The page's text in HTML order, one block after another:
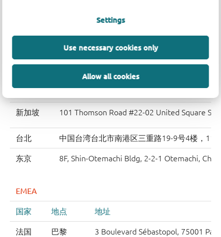
Settings
Use necessary cookies only
Allow all cookies
Hilton Plaza West Office Tower 18F, 2-2-2
Joy Tower, 10F, 7, Teheran-ro 37-gil,
7F, No.501 East Yun Ling Road, Putuo
新加坡 101 Thomson Road #22-02 United Square
台北 中国台湾台北市南港区三重路19-9号4楼，
东京 8F, Shin-Otemachi Bldg, 2-2-1 Otemachi,
EMEA
国家 地点 地址
法国 巴黎 3 Boulevard Sébastopol, 75001